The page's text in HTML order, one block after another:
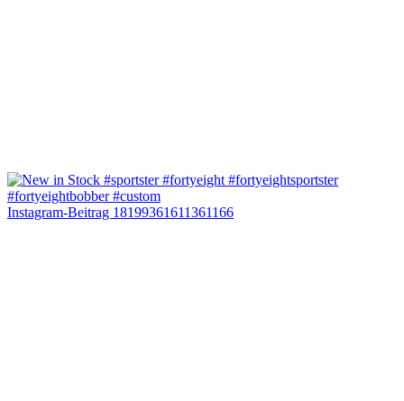
Instagram-Beitrag 18199361611361166